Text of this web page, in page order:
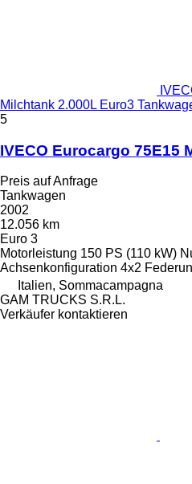
Milchtank 2.000L Euro3
5
IVECO Eurocargo 75E15
Preis auf Anfrage
Tankwagen
2002
12.056 km
Euro 3
Motorleistung 150 PS (110 kW)
Achsenkonfiguration 4x2
Italien, Sommacampagna
GAM TRUCKS S.R.L.
Verkäufer kontaktieren